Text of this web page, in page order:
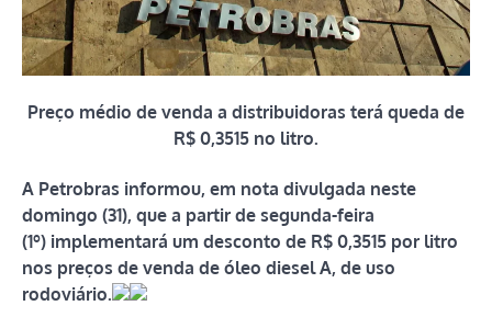
Preço médio de venda a distribuidoras terá queda de
R$ 0,3515 no litro.
A Petrobras informou, em nota divulgada neste
domingo (31), que a partir de segunda-feira
(1º) implementará um desconto de R$ 0,3515 por litro
nos preços de venda de óleo diesel A, de uso
rodoviário.